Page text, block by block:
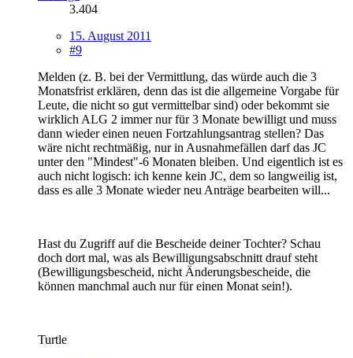
3.404
15. August 2011
#9
Melden (z. B. bei der Vermittlung, das würde auch die 3
Monatsfrist erklären, denn das ist die allgemeine Vorgabe für
Leute, die nicht so gut vermittelbar sind) oder bekommt sie
wirklich ALG 2 immer nur für 3 Monate bewilligt und muss
dann wieder einen neuen Fortzahlungsantrag stellen? Das
wäre nicht rechtmäßig, nur in Ausnahmefällen darf das JC
unter den "Mindest"-6 Monaten bleiben. Und eigentlich ist es
auch nicht logisch: ich kenne kein JC, dem so langweilig ist,
dass es alle 3 Monate wieder neu Anträge bearbeiten will...
Hast du Zugriff auf die Bescheide deiner Tochter? Schau
doch dort mal, was als Bewilligungsabschnitt drauf steht
(Bewilligungsbescheid, nicht Änderungsbescheide, die
können manchmal auch nur für einen Monat sein!).
Turtle